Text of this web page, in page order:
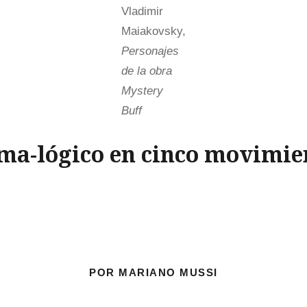
Vladimir
Maiakovsky,
Personajes
de la obra
Mystery
Buff
lógico en cinco
POR MARIANO MUSSI